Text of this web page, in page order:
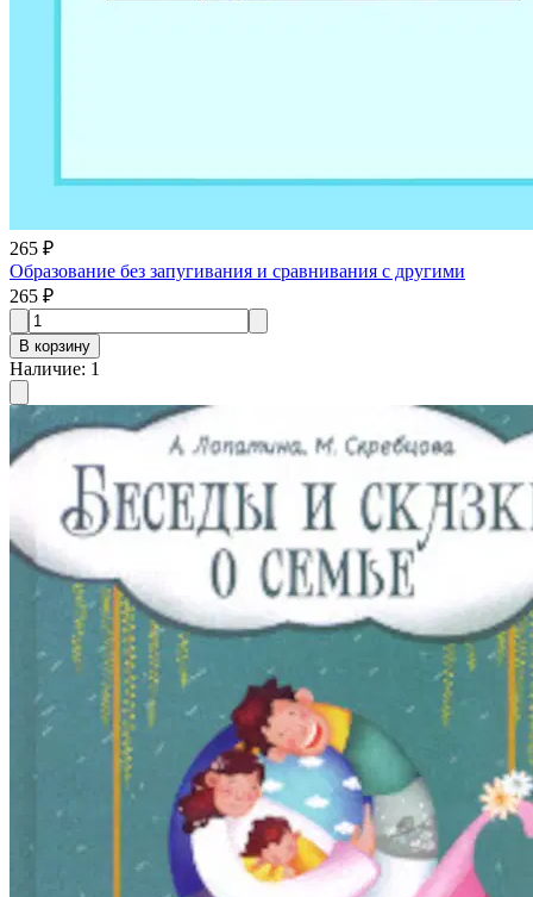
265 ₽
Образование без запугивания и сравнивания с другими
265 ₽
В корзину
Наличие: 1